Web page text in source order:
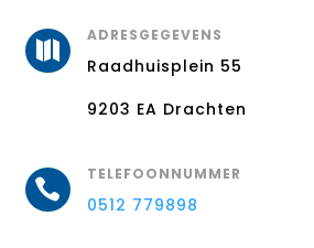

ADRESGEGEVENS
Raadhuisplein 55
9203 EA Drachten

TELEFOONNUMMER
0512 779898